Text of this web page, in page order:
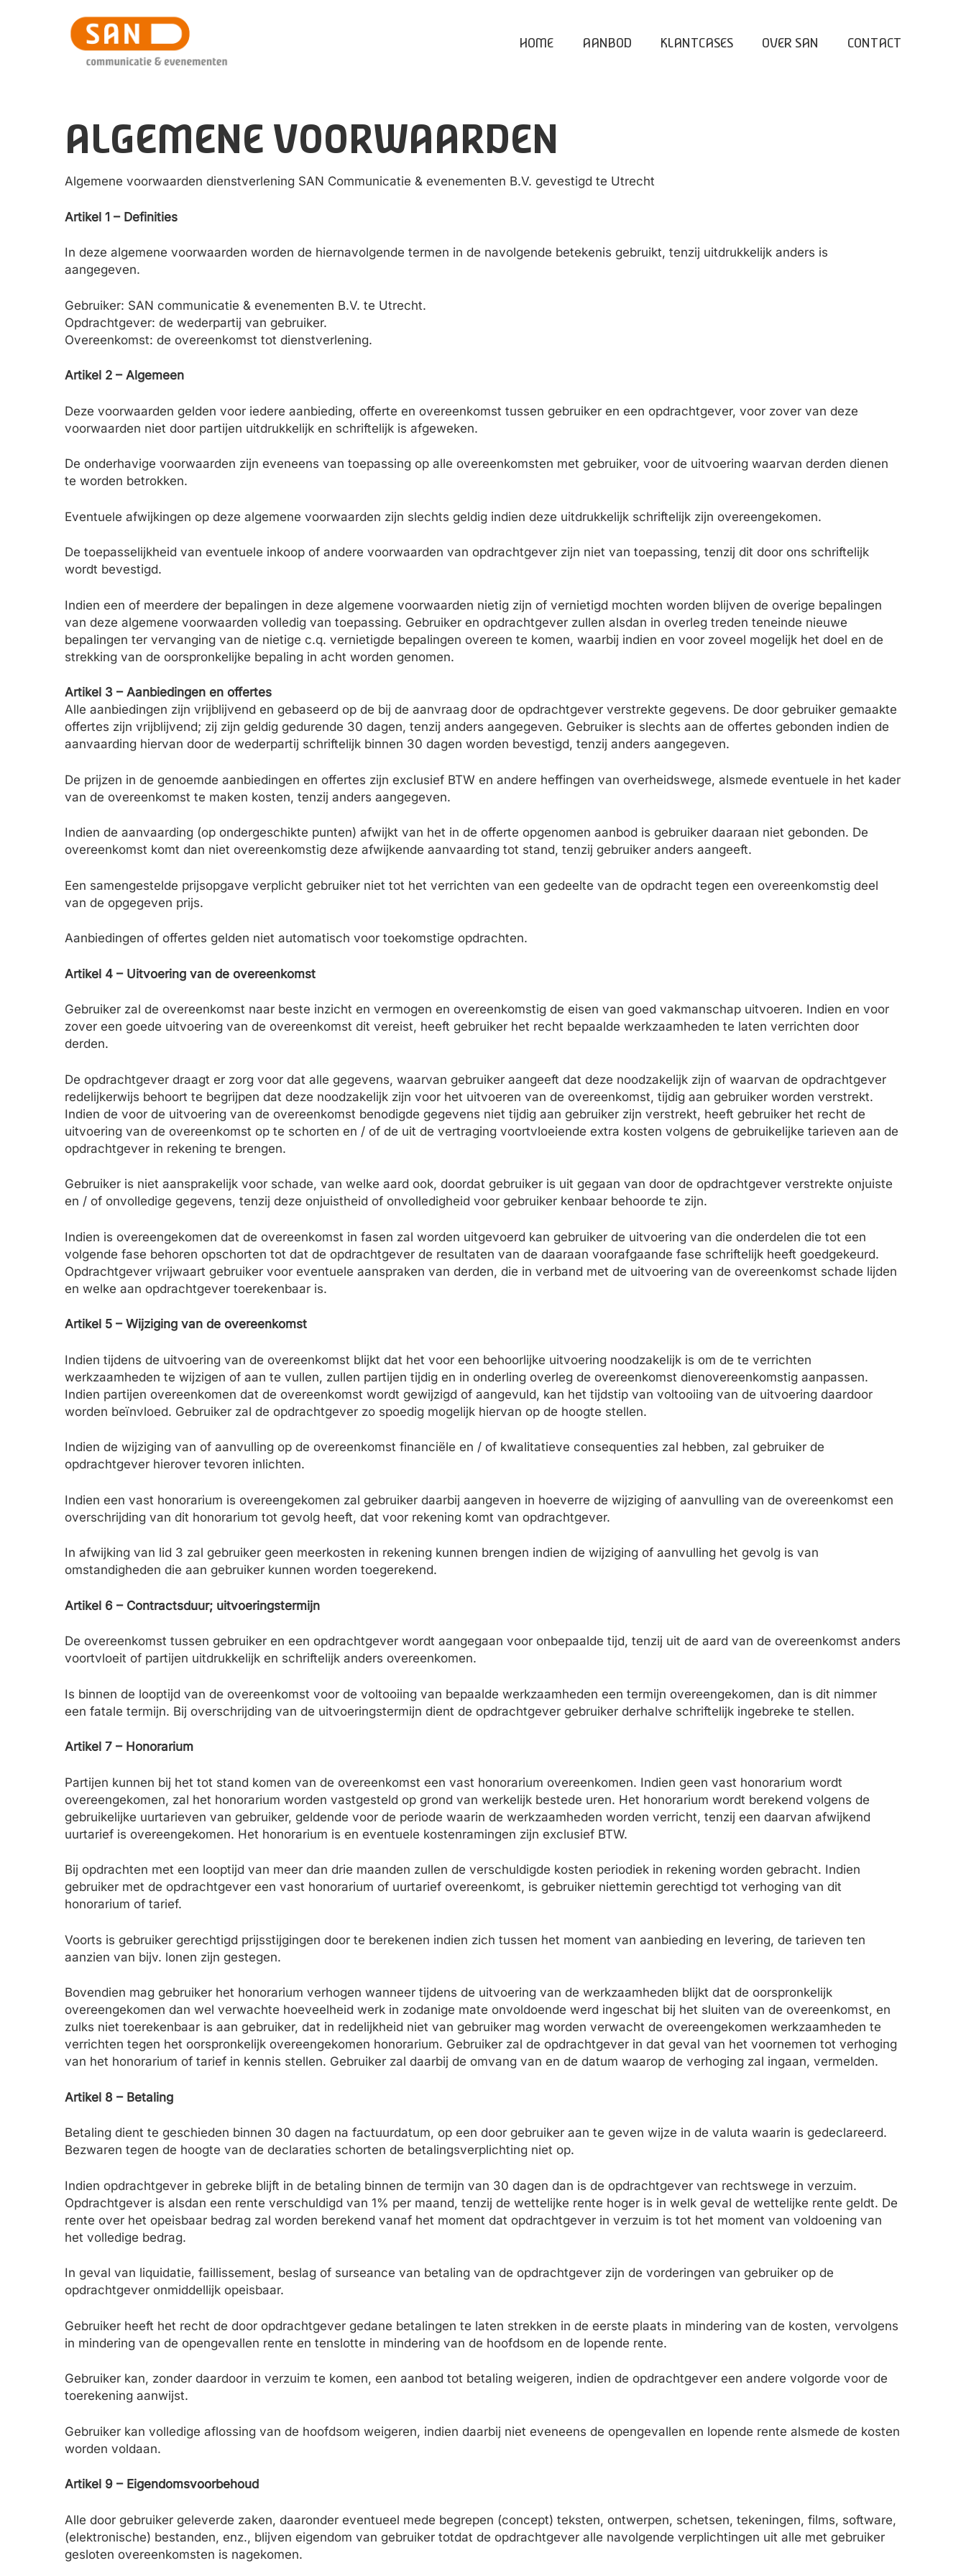
HOME AANBOD KLANTCASES OVER SAN CONTACT
ALGEMENE VOORWAARDEN
Algemene voorwaarden dienstverlening SAN Communicatie & evenementen B.V. gevestigd te Utrecht
Artikel 1 – Definities
In deze algemene voorwaarden worden de hiernavolgende termen in de navolgende betekenis gebruikt, tenzij uitdrukkelijk anders is
aangegeven.
Gebruiker: SAN communicatie & evenementen B.V. te Utrecht.
Opdrachtgever: de wederpartij van gebruiker.
Overeenkomst: de overeenkomst tot dienstverlening.
Artikel 2 – Algemeen
Deze voorwaarden gelden voor iedere aanbieding, offerte en overeenkomst tussen gebruiker en een opdrachtgever, voor zover van deze
voorwaarden niet door partijen uitdrukkelijk en schriftelijk is afgeweken.
De onderhavige voorwaarden zijn eveneens van toepassing op alle overeenkomsten met gebruiker, voor de uitvoering waarvan derden dienen
te worden betrokken.
Eventuele afwijkingen op deze algemene voorwaarden zijn slechts geldig indien deze uitdrukkelijk schriftelijk zijn overeengekomen.
De toepasselijkheid van eventuele inkoop­ of andere voorwaarden van opdrachtgever zijn niet van toepassing, tenzij dit door ons schriftelijk
wordt bevestigd.
Indien een of meerdere der bepalingen in deze algemene voorwaarden nietig zijn of vernietigd mochten worden blijven de overige bepalingen
van deze algemene voorwaarden volledig van toepassing. Gebruiker en opdrachtgever zullen alsdan in overleg treden teneinde nieuwe
bepalingen ter vervanging van de nietige c.q. vernietigde bepalingen overeen te komen, waarbij indien en voor zoveel mogelijk het doel en de
strekking van de oorspronkelijke bepaling in acht worden genomen.
Artikel 3 – Aanbiedingen en offertes
Alle aanbiedingen zijn vrijblijvend en gebaseerd op de bij de aanvraag door de opdrachtgever verstrekte gegevens. De door gebruiker gemaakte
offertes zijn vrijblijvend; zij zijn geldig gedurende 30 dagen, tenzij anders aangegeven. Gebruiker is slechts aan de offertes gebonden indien de
aanvaarding hiervan door de wederpartij schriftelijk binnen 30 dagen worden bevestigd, tenzij anders aangegeven.
De prijzen in de genoemde aanbiedingen en offertes zijn exclusief BTW en andere heffingen van overheidswege, alsmede eventuele in het kader
van de overeenkomst te maken kosten, tenzij anders aangegeven.
Indien de aanvaarding (op ondergeschikte punten) afwijkt van het in de offerte opgenomen aanbod is gebruiker daaraan niet gebonden. De
overeenkomst komt dan niet overeenkomstig deze afwijkende aanvaarding tot stand, tenzij gebruiker anders aangeeft.
Een samengestelde prijsopgave verplicht gebruiker niet tot het verrichten van een gedeelte van de opdracht tegen een overeenkomstig deel
van de opgegeven prijs.
Aanbiedingen of offertes gelden niet automatisch voor toekomstige opdrachten.
Artikel 4 – Uitvoering van de overeenkomst
Gebruiker zal de overeenkomst naar beste inzicht en vermogen en overeenkomstig de eisen van goed vakmanschap uitvoeren. Indien en voor
zover een goede uitvoering van de overeenkomst dit vereist, heeft gebruiker het recht bepaalde werkzaamheden te laten verrichten door
derden.
De opdrachtgever draagt er zorg voor dat alle gegevens, waarvan gebruiker aangeeft dat deze noodzakelijk zijn of waarvan de opdrachtgever
redelijkerwijs behoort te begrijpen dat deze noodzakelijk zijn voor het uitvoeren van de overeenkomst, tijdig aan gebruiker worden verstrekt.
Indien de voor de uitvoering van de overeenkomst benodigde gegevens niet tijdig aan gebruiker zijn verstrekt, heeft gebruiker het recht de
uitvoering van de overeenkomst op te schorten en / of de uit de vertraging voortvloeiende extra kosten volgens de gebruikelijke tarieven aan de
opdrachtgever in rekening te brengen.
Gebruiker is niet aansprakelijk voor schade, van welke aard ook, doordat gebruiker is uit gegaan van door de opdrachtgever verstrekte onjuiste
en / of onvolledige gegevens, tenzij deze onjuistheid of onvolledigheid voor gebruiker kenbaar behoorde te zijn.
Indien is overeengekomen dat de overeenkomst in fasen zal worden uitgevoerd kan gebruiker de uitvoering van die onderdelen die tot een
volgende fase behoren opschorten tot dat de opdrachtgever de resultaten van de daaraan voorafgaande fase schriftelijk heeft goedgekeurd.
Opdrachtgever vrijwaart gebruiker voor eventuele aanspraken van derden, die in verband met de uitvoering van de overeenkomst schade lijden
en welke aan opdrachtgever toerekenbaar is.
Artikel 5 – Wijziging van de overeenkomst
Indien tijdens de uitvoering van de overeenkomst blijkt dat het voor een behoorlijke uitvoering noodzakelijk is om de te verrichten
werkzaamheden te wijzigen of aan te vullen, zullen partijen tijdig en in onderling overleg de overeenkomst dienovereenkomstig aanpassen.
Indien partijen overeenkomen dat de overeenkomst wordt gewijzigd of aangevuld, kan het tijdstip van voltooiing van de uitvoering daardoor
worden beïnvloed. Gebruiker zal de opdrachtgever zo spoedig mogelijk hiervan op de hoogte stellen.
Indien de wijziging van of aanvulling op de overeenkomst financiële en / of kwalitatieve consequenties zal hebben, zal gebruiker de
opdrachtgever hierover tevoren inlichten.
Indien een vast honorarium is overeengekomen zal gebruiker daarbij aangeven in hoeverre de wijziging of aanvulling van de overeenkomst een
overschrijding van dit honorarium tot gevolg heeft, dat voor rekening komt van opdrachtgever.
In afwijking van lid 3 zal gebruiker geen meerkosten in rekening kunnen brengen indien de wijziging of aanvulling het gevolg is van
omstandigheden die aan gebruiker kunnen worden toegerekend.
Artikel 6 – Contractsduur; uitvoeringstermijn
De overeenkomst tussen gebruiker en een opdrachtgever wordt aangegaan voor onbepaalde tijd, tenzij uit de aard van de overeenkomst anders
voortvloeit of partijen uitdrukkelijk en schriftelijk anders overeenkomen.
Is binnen de looptijd van de overeenkomst voor de voltooiing van bepaalde werkzaamheden een termijn overeengekomen, dan is dit nimmer
een fatale termijn. Bij overschrijding van de uitvoeringstermijn dient de opdrachtgever gebruiker derhalve schriftelijk ingebreke te stellen.
Artikel 7 – Honorarium
Partijen kunnen bij het tot stand komen van de overeenkomst een vast honorarium overeenkomen. Indien geen vast honorarium wordt
overeengekomen, zal het honorarium worden vastgesteld op grond van werkelijk bestede uren. Het honorarium wordt berekend volgens de
gebruikelijke uurtarieven van gebruiker, geldende voor de periode waarin de werkzaamheden worden verricht, tenzij een daarvan afwijkend
uurtarief is overeengekomen. Het honorarium is en eventuele kostenramingen zijn exclusief BTW.
Bij opdrachten met een looptijd van meer dan drie maanden zullen de verschuldigde kosten periodiek in rekening worden gebracht. Indien
gebruiker met de opdrachtgever een vast honorarium of uurtarief overeenkomt, is gebruiker niettemin gerechtigd tot verhoging van dit
honorarium of tarief.
Voorts is gebruiker gerechtigd prijsstijgingen door te berekenen indien zich tussen het moment van aanbieding en levering, de tarieven ten
aanzien van bijv. lonen zijn gestegen.
Bovendien mag gebruiker het honorarium verhogen wanneer tijdens de uitvoering van de werkzaamheden blijkt dat de oorspronkelijk
overeengekomen dan wel verwachte hoeveelheid werk in zodanige mate onvoldoende werd ingeschat bij het sluiten van de overeenkomst, en
zulks niet toerekenbaar is aan gebruiker, dat in redelijkheid niet van gebruiker mag worden verwacht de overeengekomen werkzaamheden te
verrichten tegen het oorspronkelijk overeengekomen honorarium. Gebruiker zal de opdrachtgever in dat geval van het voornemen tot verhoging
van het honorarium of tarief in kennis stellen. Gebruiker zal daarbij de omvang van en de datum waarop de verhoging zal ingaan, vermelden.
Artikel 8 – Betaling
Betaling dient te geschieden binnen 30 dagen na factuurdatum, op een door gebruiker aan te geven wijze in de valuta waarin is gedeclareerd.
Bezwaren tegen de hoogte van de declaraties schorten de betalingsverplichting niet op.
Indien opdrachtgever in gebreke blijft in de betaling binnen de termijn van 30 dagen dan is de opdrachtgever van rechtswege in verzuim.
Opdrachtgever is alsdan een rente verschuldigd van 1% per maand, tenzij de wettelijke rente hoger is in welk geval de wettelijke rente geldt. De
rente over het opeisbaar bedrag zal worden berekend vanaf het moment dat opdrachtgever in verzuim is tot het moment van voldoening van
het volledige bedrag.
In geval van liquidatie, faillissement, beslag of surseance van betaling van de opdrachtgever zijn de vorderingen van gebruiker op de
opdrachtgever onmiddellijk opeisbaar.
Gebruiker heeft het recht de door opdrachtgever gedane betalingen te laten strekken in de eerste plaats in mindering van de kosten, vervolgens
in mindering van de opengevallen rente en tenslotte in mindering van de hoofdsom en de lopende rente.
Gebruiker kan, zonder daardoor in verzuim te komen, een aanbod tot betaling weigeren, indien de opdrachtgever een andere volgorde voor de
toerekening aanwijst.
Gebruiker kan volledige aflossing van de hoofdsom weigeren, indien daarbij niet eveneens de opengevallen en lopende rente alsmede de kosten
worden voldaan.
Artikel 9 – Eigendomsvoorbehoud
Alle door gebruiker geleverde zaken, daaronder eventueel mede begrepen (concept) teksten, ontwerpen, schetsen, tekeningen, films, software,
(elektronische) bestanden, enz., blijven eigendom van gebruiker totdat de opdrachtgever alle navolgende verplichtingen uit alle met gebruiker
gesloten overeenkomsten is nagekomen.